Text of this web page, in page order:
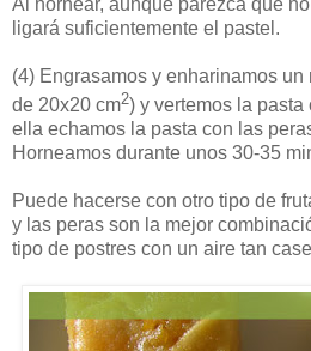
Al hornear, aunque parezca que
ligará suficientemente el pastel.
(4) Engrasamos y enharinamos
de 20x20 cm2) y vertemos la
ella echamos la pasta con las
Horneamos durante unos 30-35
Puede hacerse con otro tipo de
y las peras son la mejor
tipo de postres con un aire tan